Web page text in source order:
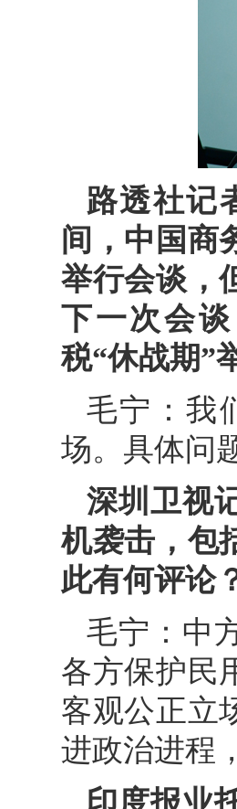
路透社记
间，中国商
举行会谈，
下一次会
税“休战期”
毛宁：我
场。具体问
深圳卫视
机袭击，包
此有何评论
毛宁：中
各方保护民
客观公正立
进政治进程
印度报业